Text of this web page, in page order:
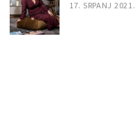
17. SRPANJ 2021.